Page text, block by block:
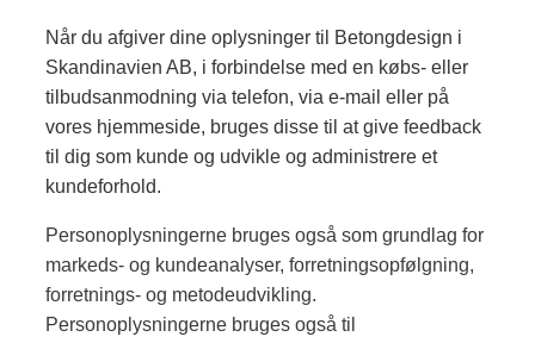
Når du afgiver dine oplysninger til Betongdesign i
Skandinavien AB, i forbindelse med en købs- eller
tilbudsanmodning via telefon, via e-mail eller på
vores hjemmeside, bruges disse til at give feedback
til dig som kunde og udvikle og administrere et
kundeforhold.
Personoplysningerne bruges også som grundlag for
markeds- og kundeanalyser, forretningsopfølgning,
forretnings- og metodeudvikling.
Personoplysningerne bruges også til